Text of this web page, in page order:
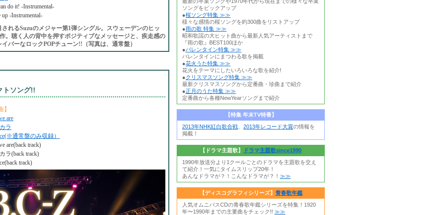
do it! -Instrumental-
up -Instrumental-
れるSuzuのメジャー第1弾シングル。スウェーデンのヒッ
。聴く人の背中を押すポジティブなメッセージと、疾走感の
バーなロックPOPチューン!!（写真は、通常盤）
トソング!!
】
are
ラ
通常盤のみ収録）
are(back track)
ラ(back track)
track)
ソングをピックアップ
●桜ソング特集 ≫≫
様々な感情の桜ソングを約300曲をリストアップ
●雨の歌 特集 ≫≫
昭和歌謡の大ヒット曲から最新人気アーティストまで
『雨の歌』BEST100ほか
●バレンタイン特集 ≫≫
バレンタインにまつわる歌を掲載
●花火うた特集 ≫≫
花火をテーマにしたいろいろな歌を紹介!
●クリスマスソング特集 ≫≫
最新クリスマスソングから定番曲・珍曲まで紹介
●正月のうた特集 ≫≫
定番曲から各種NewYearソングまで紹介
【特集 年末TV特番】
2013年NHK紅白歌合戦
2013年レコード大賞の情報を
掲載！
【ドラマ主題歌】
ドラマ主題歌since1990
1990年放送分より1クールごとのドラマを主題歌を交え
て紹介！一気にタイムスリップ20年！
あんなドラマが？！こんなドラマが？！ ≫≫
【ディスコグラフィシリーズ】 青春歌年鑑
人気オムニバスCDの青春歌年鑑シリーズを特集！1920
年〜1990年までの主要曲をチェック!! ≫≫